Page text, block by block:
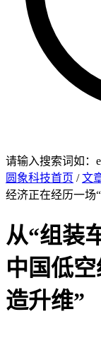
请输入搜索词如：
圆象科技首页 /文
经济正在经历一场
从“组装
中国低
造升维”